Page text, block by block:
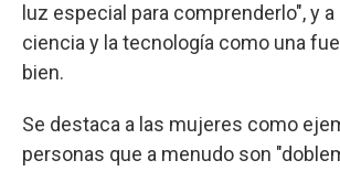
luz especial para comprenderlo", y
ciencia y la tecnología como una
bien.
Se destaca a las mujeres como
personas que a menudo son